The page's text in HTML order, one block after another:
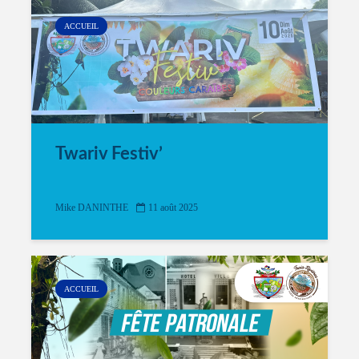
ACCUEIL
Twariv Festiv’
Mike DANINTHE 11 août 2025
ACCUEIL